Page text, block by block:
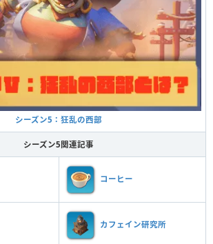
シーズン5：狂乱の西部
シーズン5関連記事
コーヒー
カフェイン研究所